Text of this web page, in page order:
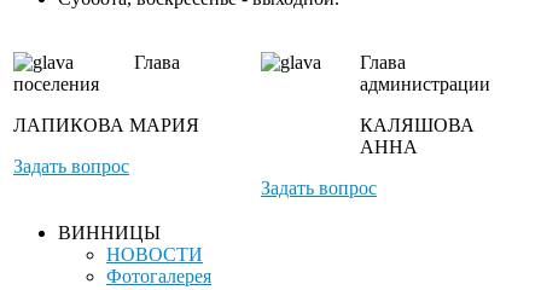
Глава
поселения
ЛАПИКОВА МАРИЯ
Задать вопрос
Глава
администрации
КАЛЯШОВА
АННА
Задать вопрос
ВИННИЦЫ
НОВОСТИ
Фотогалерея